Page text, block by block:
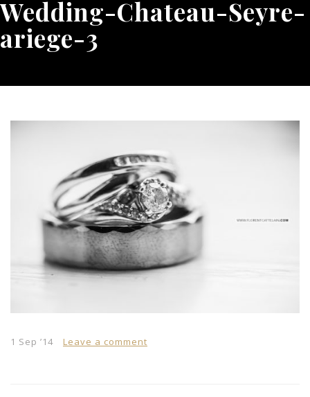
Wedding-Chateau-Seyre-
ariege-3
1 Sep ’14 Leave a comment